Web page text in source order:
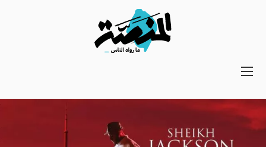
Main
Secondary
Navigation